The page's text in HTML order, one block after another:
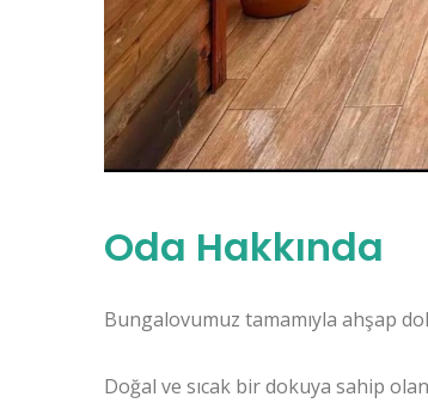
Oda Hakkında
Bungalovumuz tamamıyla ahşap
Doğal ve sıcak bir dokuya sahip